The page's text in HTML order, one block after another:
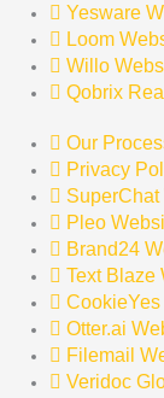
Yesware
Loom
Willo
Qobrix
Our
Privacy
Pleo
Brand24
Text Blaze
Otter.ai
Filemail
Veridoc